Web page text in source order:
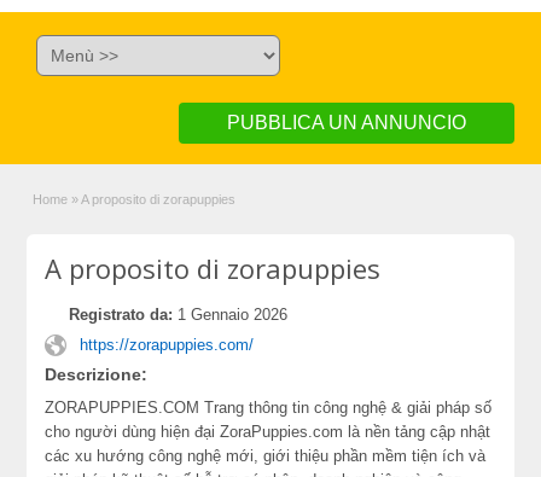
PUBBLICA UN ANNUNCIO
Home » A proposito di zorapuppies
A proposito di zorapuppies
Registrato da: 1 Gennaio 2026
https://zorapuppies.com/
Descrizione:
ZORAPUPPIES.COM Trang thông tin công nghệ & giải pháp số
cho người dùng hiện đại ZoraPuppies.com là nền tảng cập nhật
các xu hướng công nghệ mới, giới thiệu phần mềm tiện ích và